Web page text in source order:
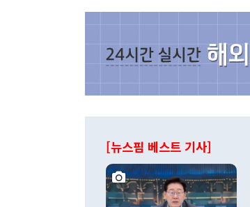
[뉴스핌 베스트 기사]